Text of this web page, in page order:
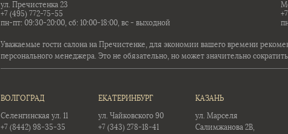
ул. Пречистенка 23
+7 (495) 772-75-55
пн-пт: 09:30-20:00, сб: 10:00-18:00, вс - выходной
Уважаемые гости салона на Пречистенке, для экономии вашего времени
персонального менеджера. Это не обязательно, но может значительно
ВОЛГОГРАД
Селенгинская ул. 11
+7 (8442) 98-35-35
ЕКАТЕРИНБУРГ
ул. Чайковского 90
+7 (343) 278-18-41
КАЗАНЬ
ул. Марселя
Салимжанова 2В,